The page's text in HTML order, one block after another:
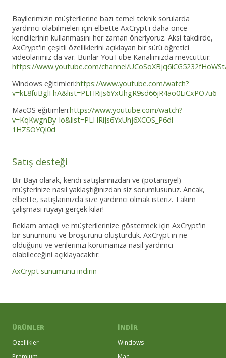
Bayilerimizin müşterilerine bazı temel teknik sorularda
yardımcı olabilmeleri için elbette AxCrypt'i daha önce
kendilerinin kullanmasını her zaman öneriyoruz. Aksi takdirde,
AxCrypt'in çeşitli özelliklerini açıklayan bir sürü öğretici
videolarımız da var. Bunlar YouTube Kanalımızda mevcuttur:
https://www.youtube.com/channel/
Windows eğitimleri:https://www.youtube.com/watch?
v=kE8fuBglFhA&list=PLHRiJs6YxUhgR9sd66jR4ao0EiCxPO7u6
MacOS eğitimleri:https://www.youtube.com/watch?
v=KqKwgnBy-Io&list=PLHRiJs6YxUhj6XCOS_P6dl-
1HZSOYQl0d
Satış desteği
Bir Bayi olarak, kendi satışlarınızdan ve (potansiyel)
müşterinize nasıl yaklaştığınızdan siz sorumlusunuz. Ancak,
elbette, satışlarınızda size yardımcı olmak isteriz. Takım
çalışması rüyayı gerçek kılar!
Reklam amaçlı ve müşterilerinize göstermek için AxCrypt'in
bir sunumunu ve broşürünü oluşturduk. AxCrypt'in ne
olduğunu ve verilerinizi korumanıza nasıl yardımcı
olabileceğini açıklayacaktır.
AxCrypt sunumunu indirin
ÜRÜNLER
Özellikler
İNDIR
Windows